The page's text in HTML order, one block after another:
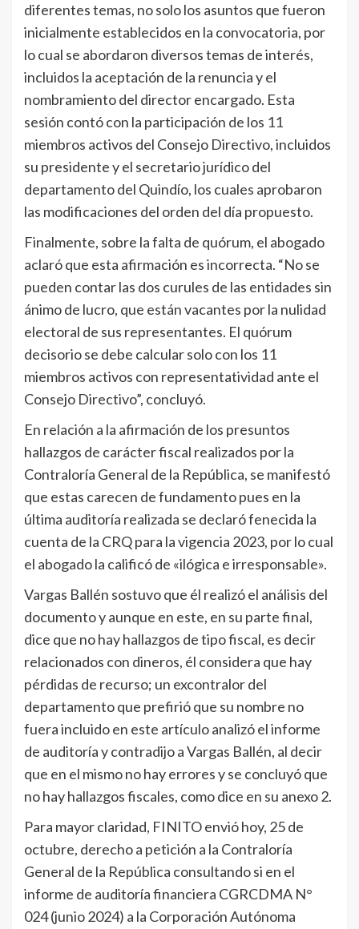
diferentes temas, no solo los asuntos que fueron
inicialmente establecidos en la convocatoria, por
lo cual se abordaron diversos temas de interés,
incluidos la aceptación de la renuncia y el
nombramiento del director encargado. Esta
sesión contó con la participación de los 11
miembros activos del Consejo Directivo, incluidos
su presidente y el secretario jurídico del
departamento del Quindío, los cuales aprobaron
las modificaciones del orden del día propuesto.
Finalmente, sobre la falta de quórum, el abogado
aclaró que esta afirmación es incorrecta. “No se
pueden contar las dos curules de las entidades sin
ánimo de lucro, que están vacantes por la nulidad
electoral de sus representantes. El quórum
decisorio se debe calcular solo con los 11
miembros activos con representatividad ante el
Consejo Directivo”, concluyó.
En relación a la afirmación de los presuntos
hallazgos de carácter fiscal realizados por la
Contraloría General de la República, se manifestó
que estas carecen de fundamento pues en la
última auditoría realizada se declaró fenecida la
cuenta de la CRQ para la vigencia 2023, por lo cual
el abogado la calificó de «ilógica e irresponsable».
Vargas Ballén sostuvo que él realizó el análisis del
documento y aunque en este, en su parte final,
dice que no hay hallazgos de tipo fiscal, es decir
relacionados con dineros, él considera que hay
pérdidas de recurso; un excontralor del
departamento que prefirió que su nombre no
fuera incluido en este artículo analizó el informe
de auditoría y contradijo a Vargas Ballén, al decir
que en el mismo no hay errores y se concluyó que
no hay hallazgos fiscales, como dice en su anexo 2.
Para mayor claridad, FINITO envió hoy, 25 de
octubre, derecho a petición a la Contraloría
General de la República consultando si en el
informe de auditoría financiera CGRCDMA N°
024 (junio 2024) a la Corporación Autónoma